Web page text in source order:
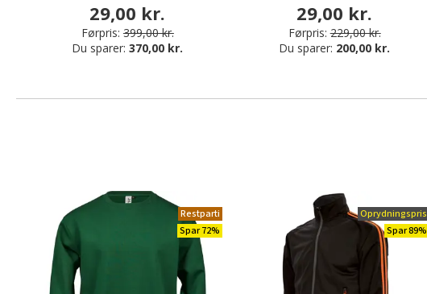
29,00 kr.
Førpris: 399,00 kr.
Du sparer:370,00 kr.
29,00 kr.
Førpris: 229,00 kr.
Du sparer: 200,00 kr.
Restparti
Spar 72%
Oprydningspris
Spar 89%